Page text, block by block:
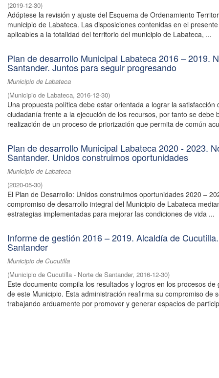
(2019-12-30)
Adóptese la revisión y ajuste del Esquema de Ordenamiento
municipio de Labateca. Las disposiciones contenidas en el
aplicables a la totalidad del territorio del municipio de Labateca, ...
Plan de desarrollo Municipal Labateca 2016 – 2019.
Santander. Juntos para seguir progresando
Municipio de Labateca
(Municipio de Labateca, 2016-12-30)
Una propuesta política debe estar orientada a lograr la satisfacción
ciudadanía frente a la ejecución de los recursos, por tanto se debe
realización de un proceso de priorización que permita de común
Plan de desarrollo Municipal Labateca 2020 - 2023.
Santander. Unidos construimos oportunidades
Municipio de Labateca
(2020-05-30)
El Plan de Desarrollo: Unidos construimos oportunidades 2020 –
compromiso de desarrollo integral del Municipio de Labateca
estrategias implementadas para mejorar las condiciones de vida ...
Informe de gestión 2016 – 2019. Alcaldía de
Santander
Municipio de Cucutilla
(Municipio de Cucutilla - Norte de Santander, 2016-12-30)
Este documento compila los resultados y logros en los procesos de
de este Municipio. Esta administración reafirma su compromiso de
trabajando arduamente por promover y generar espacios de